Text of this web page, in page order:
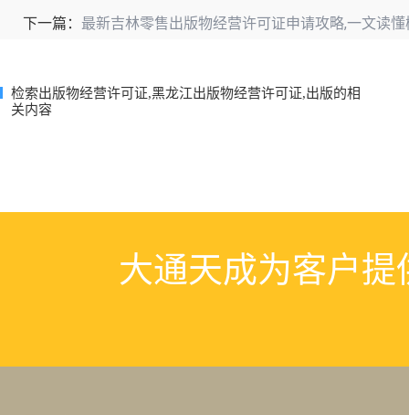
下一篇： 最新吉林零售出版物经营许可证申请攻略,一文读
检索出版物经营许可证,黑龙江出版物经营许可证,出版的相
关内容
大通天成为客户